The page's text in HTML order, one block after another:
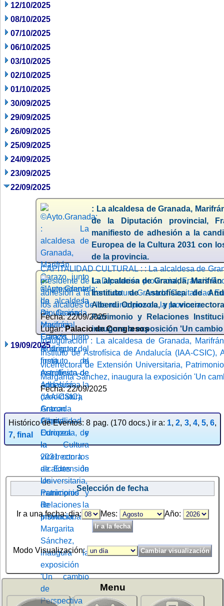
12/10/2025
08/10/2025
07/10/2025
06/10/2025
03/10/2025
02/10/2025
01/10/2025
30/09/2025
29/09/2025
26/09/2025
25/09/2025
24/09/2025
23/09/2025
22/09/2025
: La alcaldesa de Granada,
de la Diputación provincial,
manifiesto de adhesión a la
Europea de la Cultura 2031 con
de la provincia.
CAPITALIDAD CULTURAL : : La alcaldesa de
presidente de la Diputación provincial, Francis
adhesión a la candidatura Granada Capitalidad
los alcaldes de los municipios de la provincia.
Fecha: 22/09/2025
Lugar:Palacio de Congresos
La alcaldesa de Granada,
Instituto de Astrofísica de
Alberdi Odriozola, y la
Patrimonio y Relaciones
inaugura la exposición 'Un
Inauguración : La alcaldesa de Granada,
Instituto de Astrofísica de Andalucía (IAA-CSIC),
vicerrectora de Extensión Universitaria,
Margarita Sánchez, inaugura la exposición 'Un
Fecha: 22/09/2025
19/09/2025
Histórico de Eventos: 8 pag. (170 docs.) ir a: 1,2, 3, 4, 5,6,
7, final
Selección de fecha
Ir a una fecha: dia: Mes: Año:
Modo Visualización:
Menu